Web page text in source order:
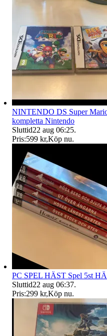
NINTENDO DS Super
kompletta Nintendo
Sluttid22 aug 06:25.
Pris:599 kr,Köp nu.
PC SPEL HÄST Spel 5st
Sluttid22 aug 06:37.
Pris:299 kr,Köp nu.